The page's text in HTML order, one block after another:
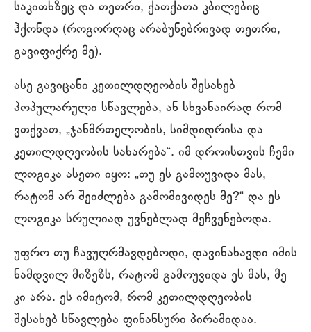
საკითხზეც და თეთრი, ქათქათა კბილებიც
ჰქონდა (როგორღაც არაბუნებრივად თეთრი,
გავიფიქრე მე).
ასე გავიცანი კეთილდღეობის შესახებ
პოპულარული სწავლება, ან სხვანაირად რომ
ვთქვათ, „ჯანმრთელობის, სიმდიდრისა და
კეთილდღეობის სახარება“. იმ დროისთვის ჩემი
ლოგიკა ასეთი იყო: „თუ ეს გამოუვიდა მას,
რატომ არ შეიძლება გამომივიდეს მე?“ და ეს
ლოგიკა სრულიად უვნებლად მეჩვენებოდა.
უფრო თუ ჩავუღრმავდებოდი, დავინახავდი იმის
ნამდვილ მიზეზს, რატომ გამოუვიდა ეს მას, მე
კი არა. ეს იმიტომ, რომ კეთილდღეობის
შესახებ სწავლება ფინანსური პირამიდაა.